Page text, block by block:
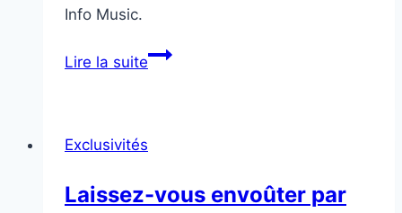
Info Music.
Lire la suiteEdie
EP
Code »
Exclusivités
Laissez-vous envoûter par